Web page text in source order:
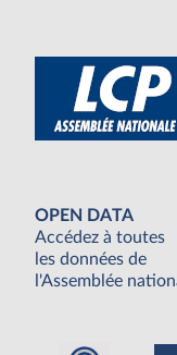
OPEN DATA
Accédez à toutes
les données de
l'Assemblée